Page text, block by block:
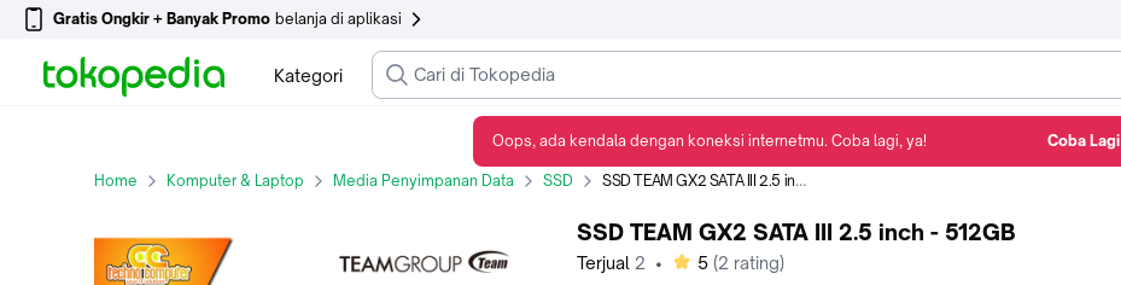
Gratis Ongkir + Banyak Promo belanja di aplikasi
Kategori
Home Komputer & Laptop Media Penyimpanan Data SSD SSD TEAM GX2 SATA III 2.5 inch - 512GB
SSD TEAM GX2 SATA III 2.5 inch - 512GB
Terjual 2 • bintang
5 (2 rating)
Oops, ada kendala dengan koneksi internetmu. Coba lagi, ya! Coba Lagi